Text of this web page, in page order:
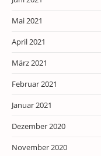
Mai 2021
April 2021
März 2021
Februar 2021
Januar 2021
Dezember 2020
November 2020